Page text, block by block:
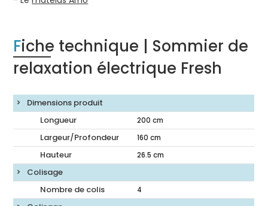
Fiche technique | Sommier de
relaxation électrique Fresh
Dimensions produit
Longueur
200 cm
Largeur/Profondeur 160 cm
Hauteur 26.5 cm
Colisage
Nombre de colis
4